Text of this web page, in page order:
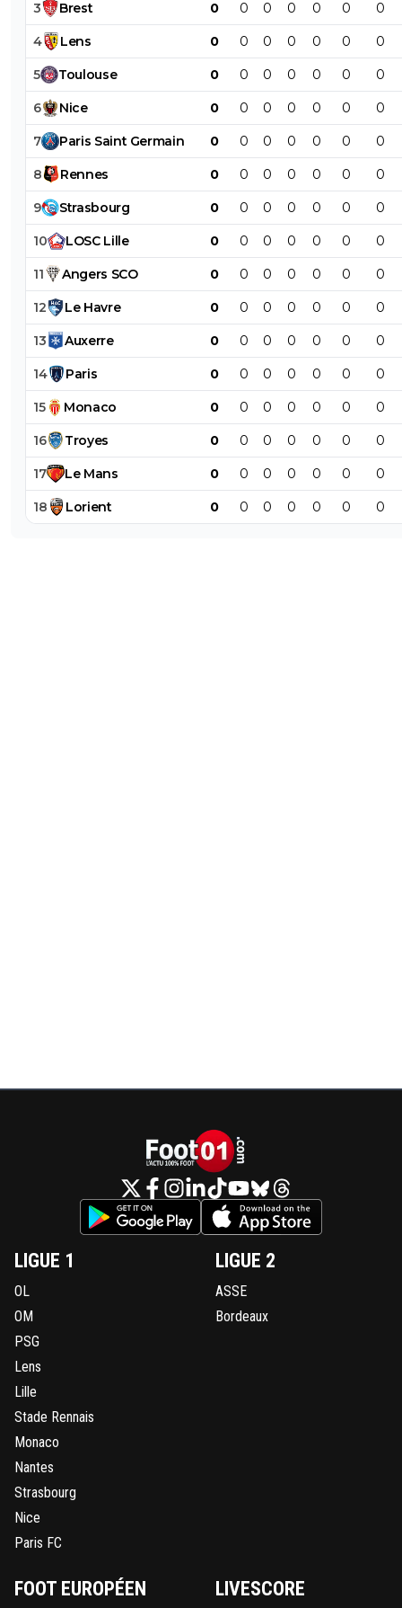
3 Brest 0 0 0 0 0 0 0
4 Lens 0 0 0 0 0 0 0
5 Toulouse 0 0 0 0 0 0 0
6 Nice 0 0 0 0 0 0 0
7 Paris Saint Germain 0 0 0 0 0 0 0
8 Rennes 0 0 0 0 0 0 0
9 Strasbourg 0 0 0 0 0 0 0
10 LOSC Lille 0 0 0 0 0 0 0
11 Angers SCO 0 0 0 0 0 0 0
12 Le Havre 0 0 0 0 0 0 0
13 Auxerre 0 0 0 0 0 0 0
14 Paris 0 0 0 0 0 0 0
15 Monaco 0 0 0 0 0 0 0
16 Troyes 0 0 0 0 0 0 0
17 Le Mans 0 0 0 0 0 0 0
18 Lorient 0 0 0 0 0 0 0
LIGUE 1
OL
OM
PSG
Lens
Lille
Stade Rennais
Monaco
Nantes
Strasbourg
Nice
Paris FC
LIGUE 2
ASSE
Bordeaux
FOOT EUROPÉEN LIVESCORE